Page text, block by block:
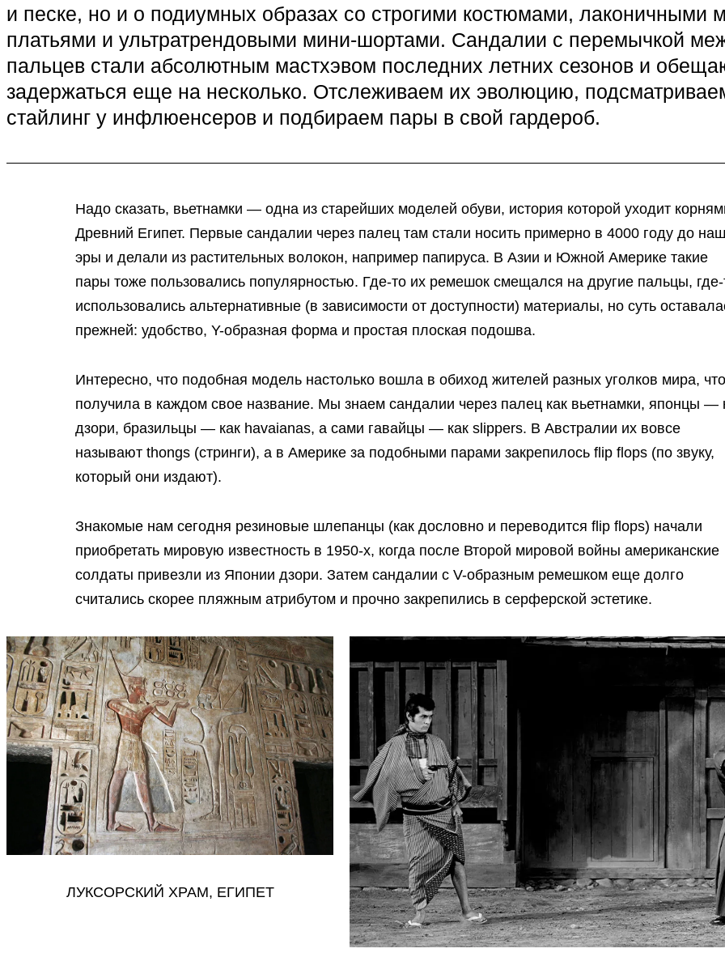
и песке, но и о подиумных образах со строгими костюмами, лаконичными
платьями и ультратрендовыми мини-шортами. Сандалии с перемычкой
пальцев стали абсолютным мастхэвом последних летних сезонов и
задержаться еще на несколько. Отслеживаем их эволюцию,
стайлинг у инфлюенсеров и подбираем пары в свой гардероб.
Надо сказать, вьетнамки — одна из старейших моделей обуви, история которой уходит
Древний Египет. Первые сандалии через палец там стали носить примерно в 4000 году до
эры и делали из растительных волокон, например папируса. В Азии и Южной Америке такие
пары тоже пользовались популярностью. Где-то их ремешок смещался на другие пальцы, где-
использовались альтернативные (в зависимости от доступности) материалы, но суть
прежней: удобство, Y-образная форма и простая плоская подошва.
Интересно, что подобная модель настолько вошла в обиход жителей разных уголков мира, что
получила в каждом свое название. Мы знаем сандалии через палец как вьетнамки, японцы —
дзори, бразильцы — как havaianas, а сами гавайцы — как slippers. В Австралии их вовсе
называют thongs (стринги), а в Америке за подобными парами закрепилось flip flops (по звуку,
который они издают).
Знакомые нам сегодня резиновые шлепанцы (как дословно и переводится flip flops) начали
приобретать мировую известность в 1950-х, когда после Второй мировой войны американские
солдаты привезли из Японии дзори. Затем сандалии с V-образным ремешком еще долго
считались скорее пляжным атрибутом и прочно закрепились в серферской эстетике.
ЛУКСОРСКИЙ ХРАМ, ЕГИПЕТ